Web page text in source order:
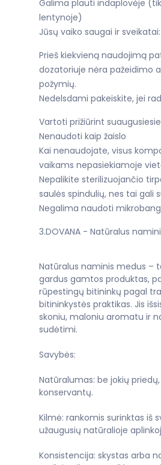
Galima plauti indaplovėje
lentynoje)
Jūsų vaiko saugai ir sveikatai:
Prieš kiekvieną naudojimą
dozatoriuje nėra pažeidimo
požymių.
Nedelsdami pakeiskite, jei
Vartoti prižiūrint
Nenaudoti kaip žaislo
Kai nenaudojate, visus
vaikams nepasiekiamoje
Nepalikite sterilizuojančio
saulės spindulių, nes tai gali
Negalima naudoti
3.DOVANA - Natūralus
Natūralus naminis medus –
gardus gamtos produktas,
rūpestingų bitininkų pagal
bitininkystės praktikas. Jis
skoniu, maloniu aromatu ir
sudėtimi.
Savybės:
Natūralumas: be jokių
konservantų.
Kilmė: rankomis surinktas iš
užaugusių natūralioje
Konsistencija: skystas arba